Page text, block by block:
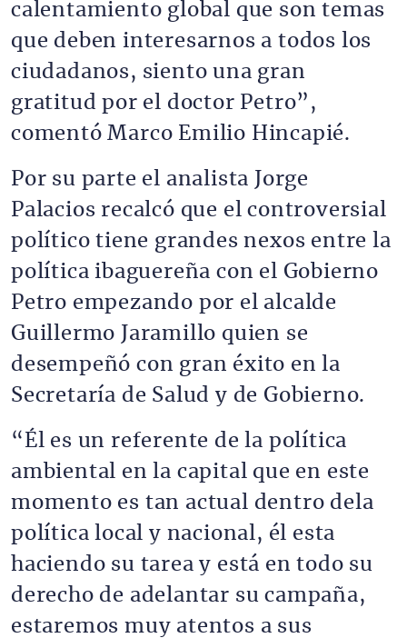
calentamiento global que son temas
que deben interesarnos a todos los
ciudadanos, siento una gran
gratitud por el doctor Petro”,
comentó Marco Emilio Hincapié.
Por su parte el analista Jorge
Palacios recalcó que el controversial
político tiene grandes nexos entre la
política ibaguereña con el Gobierno
Petro empezando por el alcalde
Guillermo Jaramillo quien se
desempeñó con gran éxito en la
Secretaría de Salud y de Gobierno.
“Él es un referente de la política
ambiental en la capital que en este
momento es tan actual dentro dela
política local y nacional, él esta
haciendo su tarea y está en todo su
derecho de adelantar su campaña,
estaremos muy atentos a sus